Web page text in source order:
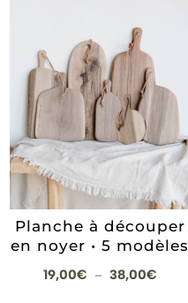
Planche à découper
en noyer • 5 modèles
19,00€ – 38,00€Plage